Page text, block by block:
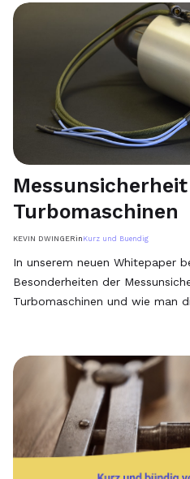
Turbomaschinen
KEVIN DWINGERin Kurz und Buendig
In unserem neuen Whitepaper
Besonderheiten der
Turbomaschinen und wie man